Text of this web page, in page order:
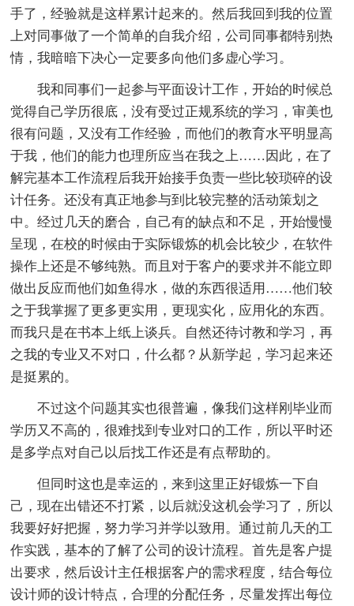
手了，经验就是这样累计起来的。然后我回到我的位置
上对同事做了一个简单的自我介绍，公司同事都特别热
情，我暗暗下决心一定要多向他们多虚心学习。
我和同事们一起参与平面设计工作，开始的时候总
觉得自己学历很底，没有受过正规系统的学习，审美也
很有问题，又没有工作经验，而他们的教育水平明显高
于我，他们的能力也理所应当在我之上……因此，在了
解完基本工作流程后我开始接手负责一些比较琐碎的设
计任务。还没有真正地参与到比较完整的活动策划之
中。经过几天的磨合，自己有的缺点和不足，开始慢慢
呈现，在校的时候由于实际锻炼的机会比较少，在软件
操作上还是不够纯熟。而且对于客户的要求并不能立即
做出反应而他们如鱼得水，做的东西很适用……他们较
之于我掌握了更多更实用，更现实化，应用化的东西。
而我只是在书本上纸上谈兵。自然还待讨教和学习，再
之我的专业又不对口，什么都？从新学起，学习起来还
是挺累的。
不过这个问题其实也很普遍，像我们这样刚毕业而
学历又不高的，很难找到专业对口的工作，所以平时还
是多学点对自己以后找工作还是有点帮助的。
但同时这也是幸运的，来到这里正好锻炼一下自
己，现在出错还不打紧，以后就没这机会学习了，所以
我要好好把握，努力学习并学以致用。通过前几天的工
作实践，基本的了解了公司的设计流程。首先是客户提
出要求，然后设计主任根据客户的需求程度，结合每位
设计师的设计特点，合理的分配任务，尽量发挥出每位